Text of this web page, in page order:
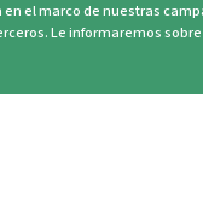
el marco de nuestras
Le informaremos